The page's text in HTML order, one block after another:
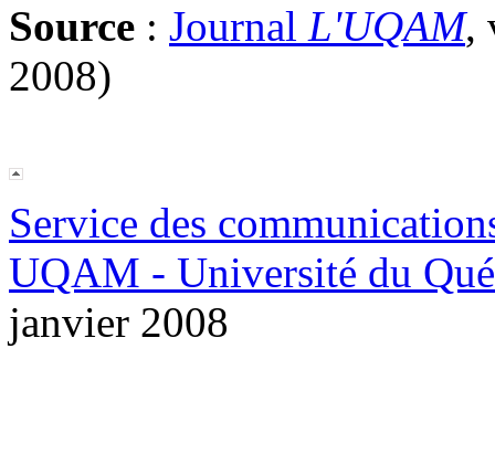
Source : Journal L'UQAM,
2008)
Service des
UQAM - Université du
janvier 2008